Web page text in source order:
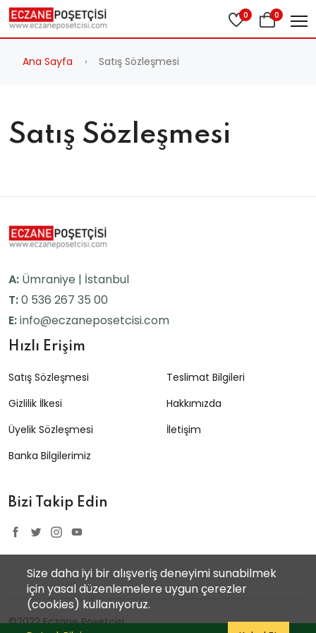
0 0
Ana Sayfa Satış Sözleşmesi
Satış Sözleşmesi
A: Ümraniye | İstanbul
T:0 536 267 35 00
E:info@eczaneposetcisi.com
Hızlı Erişim
Satış Sözleşmesi
Gizlilik İlkesi
Üyelik Sözleşmesi
Banka Bilgilerimiz
Teslimat Bilgileri
Hakkımızda
İletişim
Bizi Takip Edin
©2022 Eczane Poşetçisi
Size daha iyi bir alışveriş deneyimi sunabilmek
için yasal düzenlemelere uygun çerezler
(cookies) kullanıyoruz.